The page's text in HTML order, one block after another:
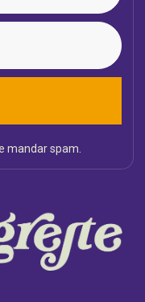
mandar spam.